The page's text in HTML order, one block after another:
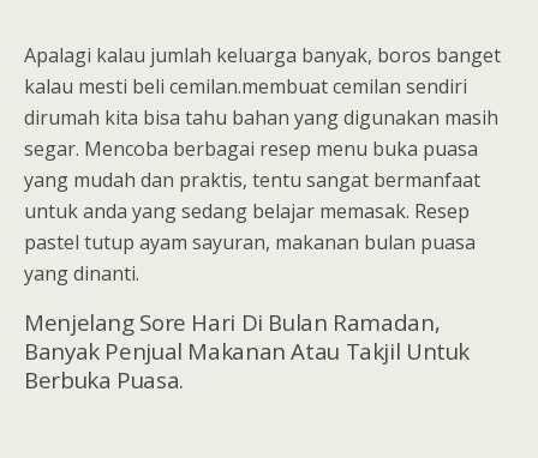
Apalagi kalau jumlah keluarga banyak, boros banget
kalau mesti beli cemilan.membuat cemilan sendiri
dirumah kita bisa tahu bahan yang digunakan masih
segar. Mencoba berbagai resep menu buka puasa
yang mudah dan praktis, tentu sangat bermanfaat
untuk anda yang sedang belajar memasak. Resep
pastel tutup ayam sayuran, makanan bulan puasa
yang dinanti.
Menjelang Sore Hari Di Bulan Ramadan,
Banyak Penjual Makanan Atau Takjil Untuk
Berbuka Puasa.